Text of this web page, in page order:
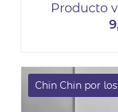
Producto
Chin Chin por